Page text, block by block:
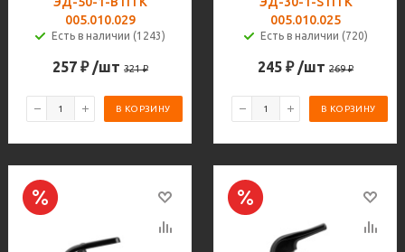
005.010.029
Есть в наличии (1243)
257 ₽ /шт 321₽
В КОРЗИНУ
005.010.025
Есть в наличии (720)
245 ₽ /шт 269₽
В КОРЗИНУ